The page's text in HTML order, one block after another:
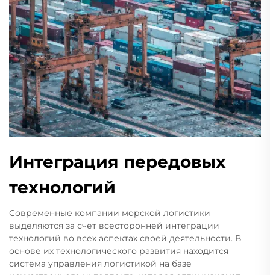
Интеграция передовых
технологий
Современные компании морской логистики
выделяются за счёт всесторонней интеграции
технологий во всех аспектах своей деятельности. В
основе их технологического развития находится
система управления логистикой на базе